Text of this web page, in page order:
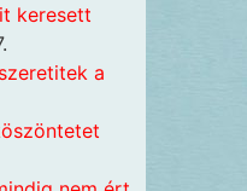
keresett
a